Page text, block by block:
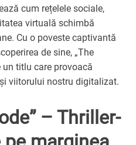
cum rețelele sociale,
virtuală schimbă
Cu o poveste captivantă
de sine, „The
un titlu care provoacă
viitorului nostru digitalizat.
– Thriller-